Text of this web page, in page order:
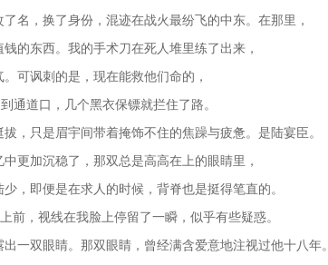
名，换了身份，混迹在战火最纷飞的中东。在那里，
的东西。我的手术刀在死人堆里练了出来，
可讽刺的是，现在能救他们命的，
通道口，几个黑衣保镖就拦住了路。
，只是眉宇间带着掩饰不住的焦躁与疲惫。是陆宴臣。
更加沉稳了，那双总是高高在上的眼睛里，
，即便是在求人的时候，背脊也是挺得笔直的。
前，视线在我脸上停留了一瞬，似乎有些疑惑。
一双眼睛。那双眼睛，曾经满含爱意地注视过他十八年。